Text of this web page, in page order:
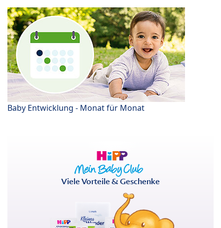
Baby Entwicklung - Monat für Monat
Viele Vorteile & Geschenke